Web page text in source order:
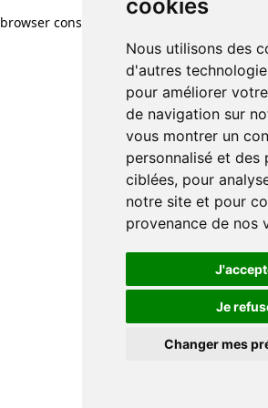
cookies
Nous utilisons des
d'autres
pour améliorer
de navigation sur
vous montrer un
personnalisé et des
ciblées, pour
notre site et pour
provenance de nos
Je
Changer mes
cookies
Nous utilisons des
d'autres
pour améliorer
de navigation sur
vous montrer un
personnalisé et des
ciblées, pour
notre site et pour
provenance de nos
Je
Changer mes
browser console for more information)